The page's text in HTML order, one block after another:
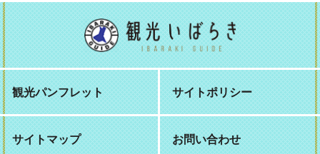
観光パンフレット サイトポリシー
サイトマップ お問い合わせ